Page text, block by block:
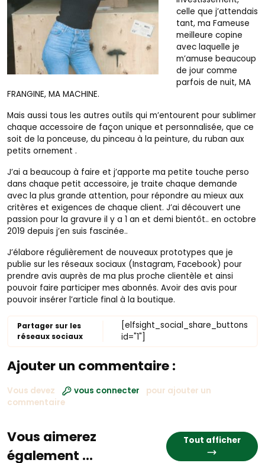
celle que j’attendais
tant, ma Fameuse
meilleure copine
avec laquelle je
m’amuse beaucoup
de jour comme
parfois de nuit, MA
FRANGINE, MA MACHINE.
Mais aussi tous les autres outils qui m’entourent pour sublimer
chaque accessoire de façon unique et personnalisée, que ce
soit de la ponceuse, du pinceau à la peinture, du ruban aux
petits ornement .
J’ai a beaucoup à faire et j’apporte ma petite touche perso
dans chaque petit accessoire, je traite chaque demande
avec la plus grande attention, pour répondre au mieux aux
critères et exigences de chaque client. J’ai découvert une
passion pour la gravure il y a 1 an et demi bientôt.. en octobre
2019 depuis j’en suis fascinée..
J’élabore régulièrement de nouveaux prototypes que je
publie sur les réseaux sociaux (Instagram, Facebook) pour
prendre avis auprès de ma plus proche clientèle et ainsi
pouvoir faire participer mes abonnés. Avoir des avis pour
pouvoir insérer l’article final à la boutique.
Partager sur les
réseaux sociaux
[elfsight_social_share_buttons
id="1"]
Ajouter un commentaire :
Vous devez vous connecter
pour ajouter un
commentaire
Vous aimerez
également ...
Tout afficher